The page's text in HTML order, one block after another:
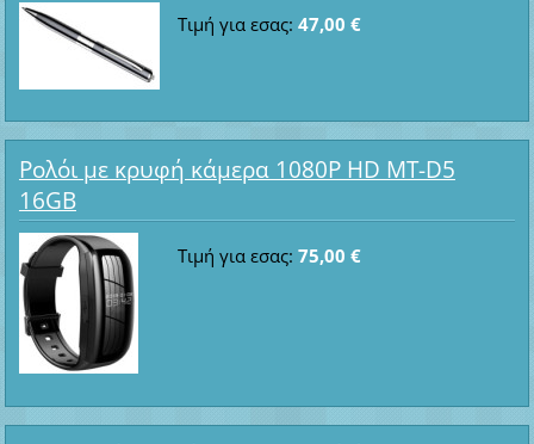
Τιμή για εσας: 47,00 €
Ρολόι με κρυφή κάμερα 1080P HD MT-D5
16GB
Τιμή για εσας: 75,00 €